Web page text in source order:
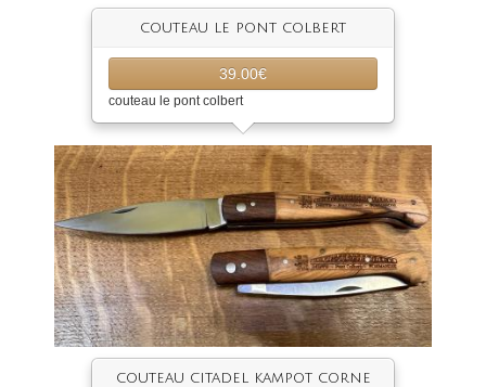
couteau le pont colbert
39.00€
couteau le pont colbert
couteau citadel kampot corne